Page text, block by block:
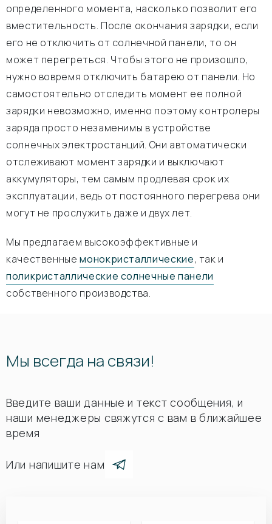
определенного момента, насколько позволит его
вместительность. После окончания зарядки, если
его не отключить от солнечной панели, то он
может перегреться. Чтобы этого не произошло,
нужно вовремя отключить батарею от панели. Но
самостоятельно отследить момент ее полной
зарядки невозможно, именно поэтому контролеры
заряда просто незаменимы в устройстве
солнечных электростанций. Они автоматически
отслеживают момент зарядки и выключают
аккумуляторы, тем самым продлевая срок их
эксплуатации, ведь от постоянного перегрева они
могут не прослужить даже и двух лет.
Мы предлагаем высокоэффективные и
качественныемонокристаллические, так и
поликристаллические солнечные панели
собственного производства.
Мы всегда на связи!
Введите ваши данные и текст сообщения, и
наши менеджеры свяжутся с вам в ближайшее
время
Или напишите нам